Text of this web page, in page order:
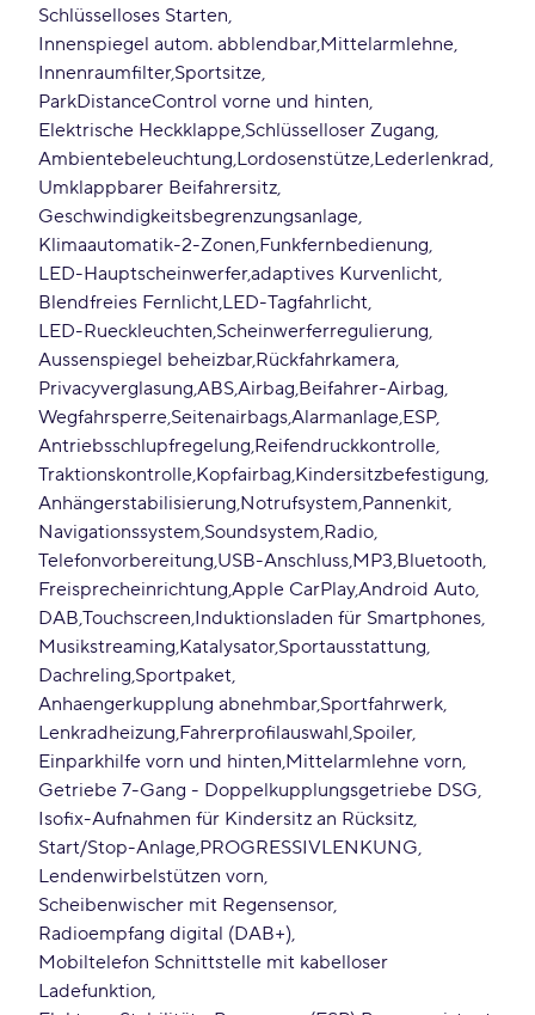
Schlüsselloses Starten
Innenspiegel autom. abblendbar Mittelarmlehne
Innenraumfilter Sportsitze
ParkDistanceControl vorne und hinten
Elektrische Heckklappe Schlüsselloser Zugang
Ambientebeleuchtung Lordosenstütze Lederlenkrad
Umklappbarer Beifahrersitz
Geschwindigkeitsbegrenzungsanlage
Klimaautomatik-2-Zonen Funkfernbedienung
LED-Hauptscheinwerferadaptives Kurvenlicht
Blendfreies Fernlicht LED-Tagfahrlicht
LED-Rueckleuchten Scheinwerferregulierung
Aussenspiegel beheizbar Rückfahrkamera
Privacyverglasung ABSAirbag Beifahrer-Airbag
Wegfahrsperre SeitenairbagsAlarmanlage ESP
Antriebsschlupfregelung Reifendruckkontrolle
Traktionskontrolle Kopfairbag Kindersitzbefestigung
Anhängerstabilisierung Notrufsystem Pannenkit
Navigationssystem Soundsystem Radio
Telefonvorbereitung USB-Anschluss MP3 Bluetooth
Freisprecheinrichtung Apple CarPlayAndroid Auto
DAB Touchscreen Induktionsladen für Smartphones
Musikstreaming Katalysator Sportausstattung
Dachreling Sportpaket
Anhaengerkupplung abnehmbar Sportfahrwerk
Lenkradheizung Fahrerprofilauswahl Spoiler
Einparkhilfe vorn und hinten Mittelarmlehne vorn
Getriebe 7-Gang - Doppelkupplungsgetriebe DSG
Isofix-Aufnahmen für Kindersitz an Rücksitz
Start/Stop-Anlage PROGRESSIVLENKUNG
Lendenwirbelstützen vorn
Scheibenwischer mit Regensensor
Radioempfang digital (DAB+)
Mobiltelefon Schnittstelle mit kabelloser
Ladefunktion